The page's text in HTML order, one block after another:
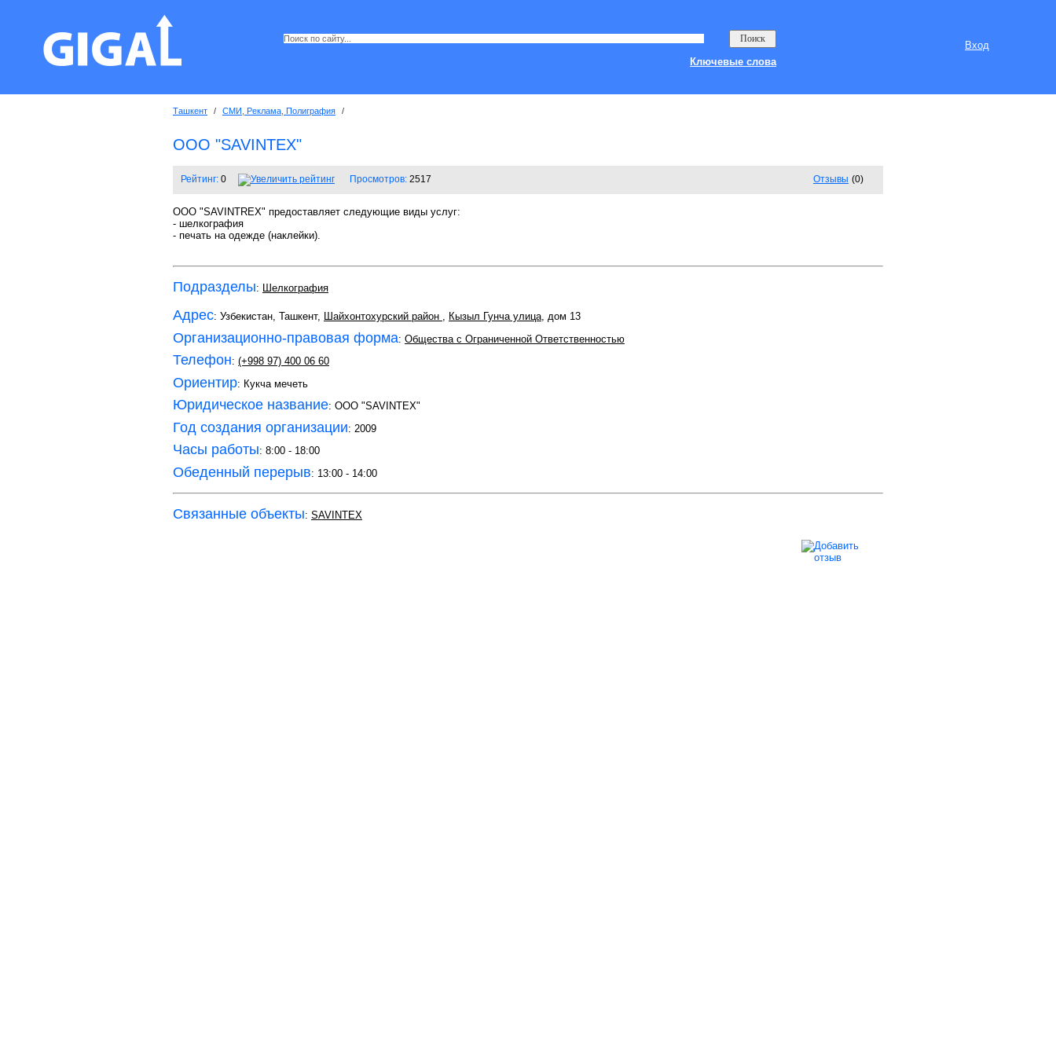
Вход
Ключевые слова
Ташкент / СМИ, Реклама, Полиграфия /
ООО "SAVINTEX"
Рейтинг: 0 Просмотров: 2517 Отзывы (0)
ООО "SAVINTREX" предоставляет следующие виды услуг:
- шелкография
- печать на одежде (наклейки).
Подразделы: Шелкография
Адрес: Узбекистан, Ташкент, Шайхонтохурский район , Кызыл Гунча улица, дом 13
Организационно-правовая форма: Общества с Ограниченной Ответственностью
Телефон: (+998 97) 400 06 60
Ориентир: Кукча мечеть
Юридическое название: ООО "SAVINTEX"
Год создания организации: 2009
Часы работы: 8:00 - 18:00
Обеденный перерыв: 13:00 - 14:00
Связанные объекты: SAVINTEX